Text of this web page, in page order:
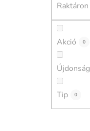
Raktáron
Akció 0
Újdonság
Tip 0